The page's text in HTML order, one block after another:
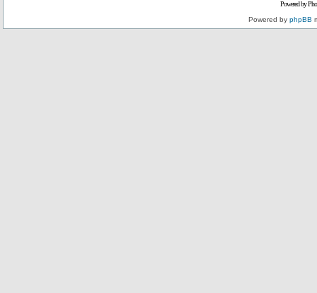
Powered by
Powered by phpBB